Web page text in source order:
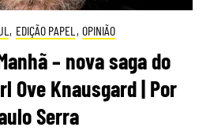
, EDIÇÃO PAPEL , OPINIÃO
– nova saga do
Ove Knausgard | Por
Serra